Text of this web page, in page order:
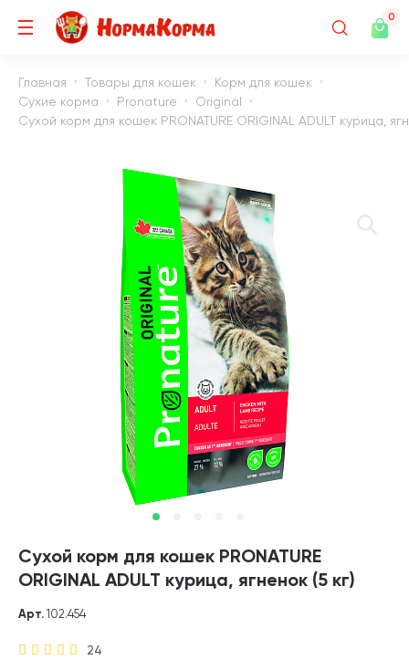
0
Главная Товары для кошек
Корм для кошек
Сухие корма
Pronature
Original
Сухой корм для кошек PRONATURE ORIGINAL ADULT курица,
Сухой корм для кошек PRONATURE
ORIGINAL ADULT курица, ягненок (5 кг)
24
Арт. 102.454